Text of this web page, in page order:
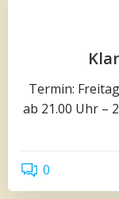
Termin:
ab 21.00 Uhr –
0